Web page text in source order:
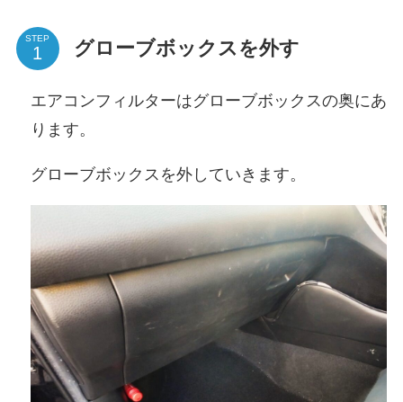
STEP グローブボックスを外す
エアコンフィルターはグローブボックスの奥にあ
ります。
グローブボックスを外していきます。